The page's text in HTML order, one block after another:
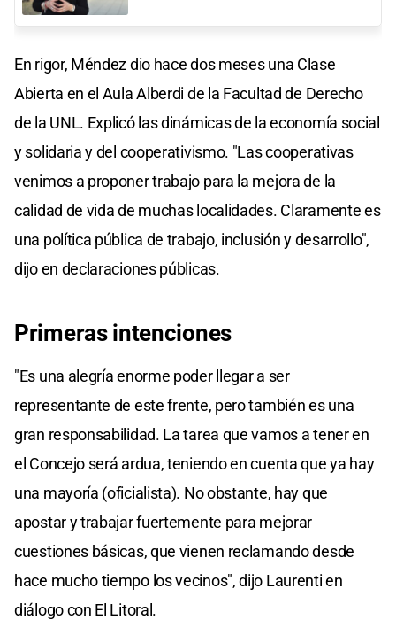
En rigor, Méndez dio hace dos meses una Clase
Abierta en el Aula Alberdi de la Facultad de Derecho
de la UNL. Explicó las dinámicas de la economía social
y solidaria y del cooperativismo. "Las cooperativas
venimos a proponer trabajo para la mejora de la
calidad de vida de muchas localidades. Claramente es
una política pública de trabajo, inclusión y desarrollo",
dijo en declaraciones públicas.
Primeras intenciones
"Es una alegría enorme poder llegar a ser
representante de este frente, pero también es una
gran responsabilidad. La tarea que vamos a tener en
el Concejo será ardua, teniendo en cuenta que ya hay
una mayoría (oficialista). No obstante, hay que
apostar y trabajar fuertemente para mejorar
cuestiones básicas, que vienen reclamando desde
hace mucho tiempo los vecinos", dijo Laurenti en
diálogo con El Litoral.